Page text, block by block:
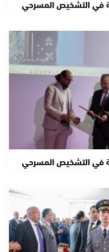
في التشخيص المسرحي
في التشخيص المسرحي